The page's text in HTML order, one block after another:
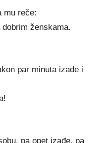
mu reče:
ženskama.
par minuta izađe i
pa opet izađe, pa